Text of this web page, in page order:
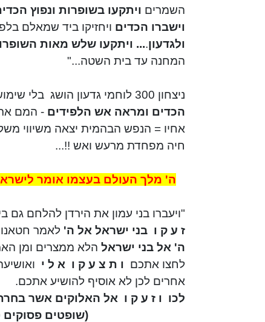
השמרים ויתקעו בשופרות ונפוץ
וישברו הכדים ויחזיקו ביד שמאלם
ולגדעון.... ויתקעו שלש מאות
המחנה עד בית השטה..."
ניצחון 300 לוחמי גדעון הושג בלי
הכדים ומראה אש הלפידים - המם
אחיו = הנפש הבהמית יצאה משיווי
חיה מפחדת מרעש ואש !!...
ה' מלך העולם בעצמו אומר
"ויעברו בני עמון את הירדן להלחם גם
ז ע ק ו בני ישראל אל ה' לאמר
ה' אל בני ישראל הלא ממצרים ומן
לחצו אתכם ו ת צ ע ק ו א ל י
אחרים לכן לא אוסיף להושיע אתכם.
לכו ו ז ע ק ו אל האלוקים אשר
(שופטים